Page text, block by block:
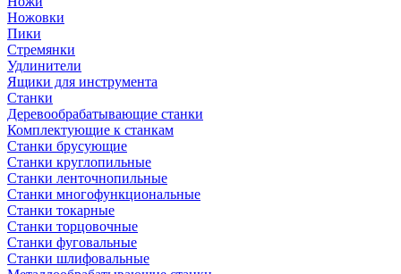
Ножовки
Пики
Стремянки
Удлинители
Ящики для инструмента
Станки
Деревообрабатывающие станки
Комплектующие к станкам
Станки брусующие
Станки круглопильные
Станки ленточнопильные
Станки многофункциональные
Станки токарные
Станки торцовочные
Станки фуговальные
Станки шлифовальные